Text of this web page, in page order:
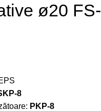
ø20 FS-
8
PKP-8